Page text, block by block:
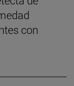
con